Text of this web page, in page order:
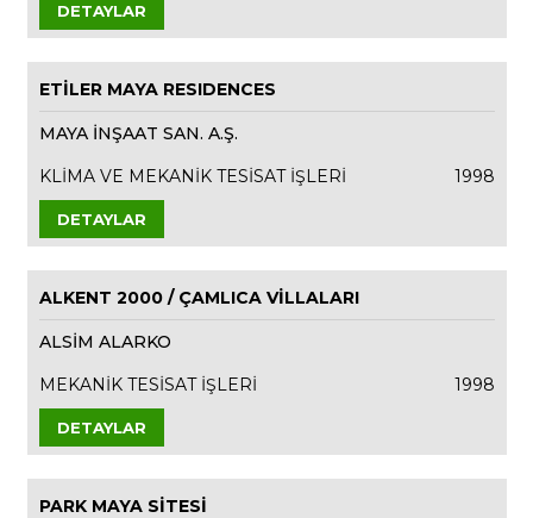
DETAYLAR
ETİLER MAYA RESIDENCES
MAYA İNŞAAT SAN. A.Ş.
KLİMA VE MEKANİK TESİSAT İŞLERİ
1998
DETAYLAR
ALKENT 2000 / ÇAMLICA VİLLALARI
ALSİM ALARKO
MEKANİK TESİSAT İŞLERİ
1998
DETAYLAR
PARK MAYA SİTESİ